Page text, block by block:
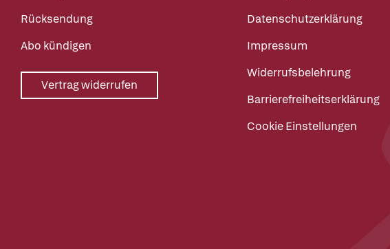
Rücksendung
Abo kündigen
Vertrag widerrufen
Datenschutzerklärung
Impressum
Widerrufsbelehrung
Barrierefreiheitserklärung
Cookie Einstellungen